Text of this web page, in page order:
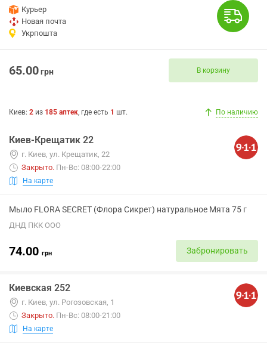
Курьер
Новая почта
Укрпошта
65.00грн В корзину
Киев: 2 из 185 аптек, где есть 1 шт. По наличию
Киев-Крещатик 22
г. Киев, ул. Крещатик, 22
Закрыто. Пн-Вс: 08:00-22:00
На карте
Мыло FLORA SECRET (Флора Сикрет) натуральное Мята 75 г
ДНД ПКК ООО
74.00 грн Забронировать
Киевская 252
г. Киев, ул. Рогозовская, 1
Закрыто. Пн-Вс: 08:00-21:00
На карте